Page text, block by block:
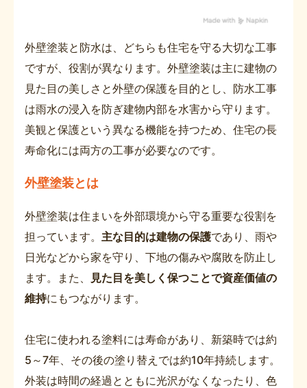
外壁塗装と防水は、どちらも住宅を守る大切な工事
ですが、役割が異なります。外壁塗装は主に建物の
見た目の美しさと外壁の保護を目的とし、防水工事
は雨水の浸入を防ぎ建物内部を水害から守ります。
美観と保護という異なる機能を持つため、住宅の長
寿命化には両方の工事が必要なのです。
外壁塗装とは
外壁塗装は住まいを外部環境から守る重要な役割を
担っています。 主な目的は建物の保護であり、雨や
日光などから家を守り、下地の傷みや腐敗を防止し
ます。また、
見た目を美しく保つことで資産価値の
維持にもつながります。
住宅に使われる塗料には寿命があり、新築時では約
5～7年、その後の塗り替えでは約10年持続します。
外装は時間の経過とともに光沢がなくなったり、色